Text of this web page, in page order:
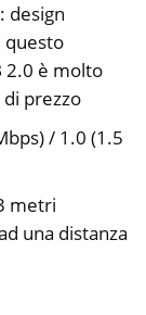
design
questo
2.0 è molto
prezzo
/ 1.0 (1.5
metri
una distanza